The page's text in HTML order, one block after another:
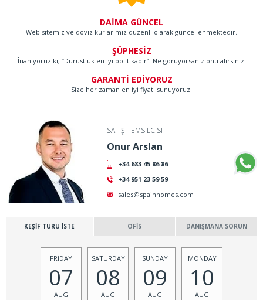
DAİMA GÜNCEL
Web sitemiz ve döviz kurlarımız düzenli olarak güncellenmektedir.
ŞÜPHESİZ
İnanıyoruz ki, “Dürüstlük en iyi politikadır”. Ne görüyorsanız onu alırsınız.
GARANTİ EDİYORUZ
Size her zaman en iyi fiyatı sunuyoruz.
SATIŞ TEMSİLCİSİ
Onur Arslan
+34 683 45 86 86
+34 951 23 59 59
sales@spainhomes.com
KEŞİF TURU İSTE OFİS DANIŞMANA SORUN
FRİDAY
07
AUG
SATURDAY
08
AUG
SUNDAY
09
AUG
MONDAY
10
AUG